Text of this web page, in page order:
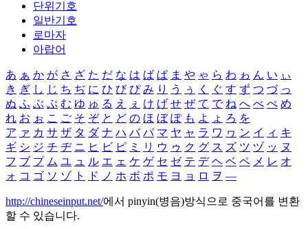
단위기호
일반기호
로마자
아랍어
あ ぁ か が さ ざ た だ な は ば ぱ ま や ゃ ら わ ゎ ん い ぃ
き ぎ し じ ち ぢ に ひ び ぴ み り う ぅ く ぐ す ず つ づ っ
ぬ ふ ぶ ぷ む ゆ ゅ る え ぇ け げ せ ぜ て で ね へ べ ぺ め
れ お ぉ こ ご そ ぞ と ど の ほ ぼ ぽ も よ ょ ろ を
ア ァ カ サ ザ タ ダ ナ ハ バ パ マ ヤ ャ ラ ワ ヮ ン イ ィ キ
ギ シ ジ チ ヂ ニ ヒ ビ ピ ミ リ ウ ゥ ク グ ス ズ ツ ヅ ッ ヌ
フ ブ プ ム ユ ュ ル エ ェ ケ ゲ セ ゼ テ デ ヘ ベ ペ メ レ オ
ォ コ ゴ ソ ゾ ト ド ノ ホ ボ ポ モ ヨ ョ ロ ヲ ―
http://chineseinput.net/에서 pinyin(병음)방식으로 중국어를 변환
할 수 있습니다.